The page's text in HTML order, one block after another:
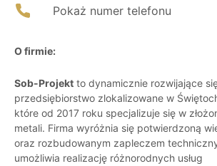
Pokaż numer telefonu
O firmie:
Sob-Projekt to dynamicznie rozwijające
przedsiębiorstwo zlokalizowane w
które od 2017 roku specjalizuje się w
metali. Firma wyróżnia się potwierdzoną
oraz rozbudowanym zapleczem
umożliwia realizację różnorodnych usług